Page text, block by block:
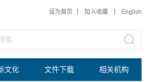
设为首页 加入收藏 English
文化 文件下载 相关机构